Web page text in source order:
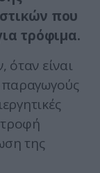
που
τρόφιμα.
όταν είναι
παραγωγούς
της